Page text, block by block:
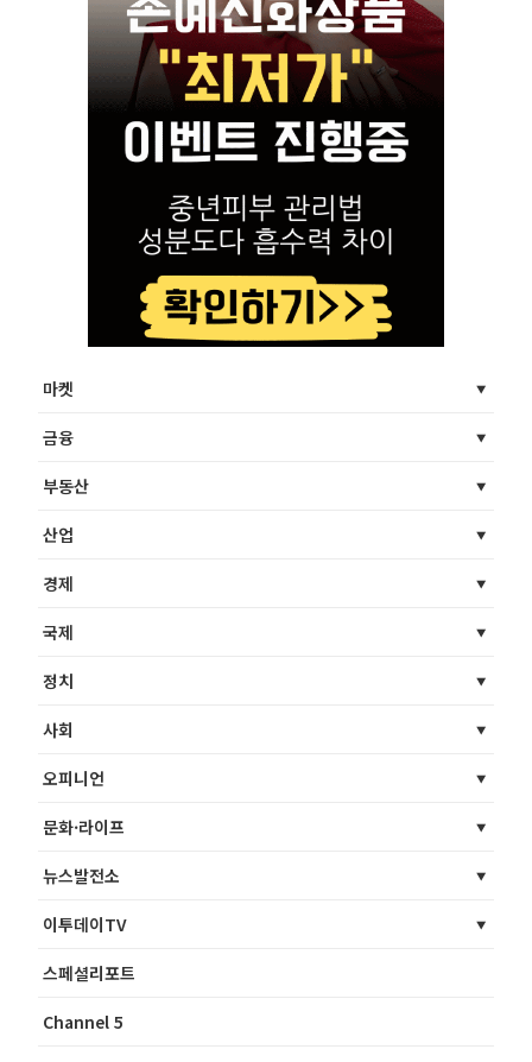
마켓
금융
부동산
산업
경제
국제
정치
사회
오피니언
문화·라이프
뉴스발전소
이투데이TV
스페셜리포트
Channel 5